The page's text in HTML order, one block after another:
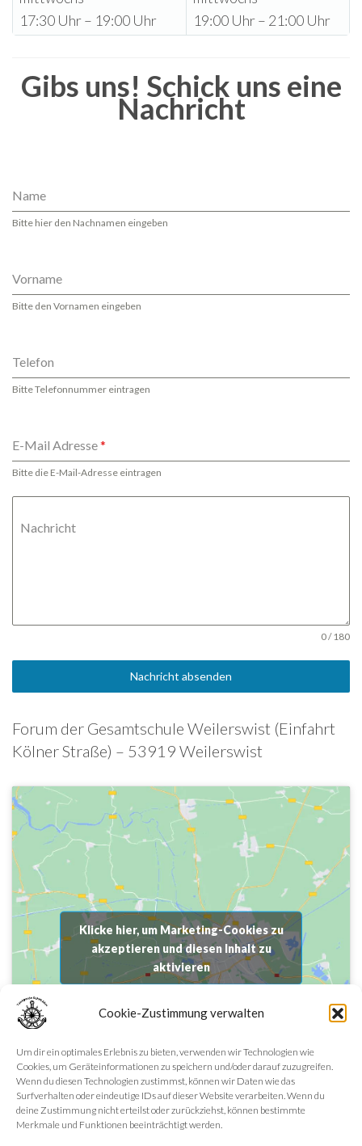
Cookie-Zustimmung verwalten
Um dir ein optimales Erlebnis zu bieten, verwenden wir Technologien wie
Cookies, um Geräteinformationen zu speichern und/oder darauf zuzugreifen.
Wenn du diesen Technologien zustimmst, können wir Daten wie das
Surfverhalten oder eindeutige IDs auf dieser Website verarbeiten. Wenn du
deine Zustimmung nicht erteilst oder zurückziehst, können bestimmte
Merkmale und Funktionen beeinträchtigt werden.
17:30 Uhr – 19:00 Uhr
19:00 Uhr – 21:00 Uhr
Gibs uns! Schick uns eine
Nachricht
Name
Bitte hier den Nachnamen eingeben
Vorname
Bitte den Vornamen eingeben
Telefon
Bitte Telefonnummer eintragen
E-Mail Adresse*
Bitte die E-Mail-Adresse eintragen
Nachricht
0 / 180
Nachricht absenden
Forum der Gesamtschule Weilerswist (Einfahrt
Kölner Straße) – 53919 Weilerswist
Klicke hier, um Marketing-Cookies zu
akzeptieren und diesen Inhalt zu
aktivieren